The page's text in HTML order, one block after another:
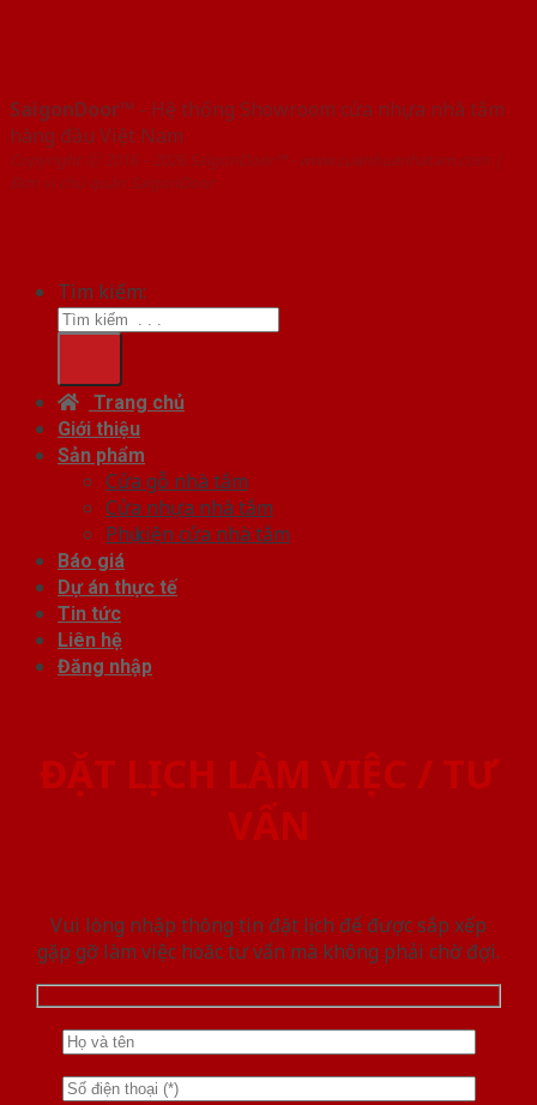
SaigonDoor™ - Hệ thống Showroom cửa nhựa nhà tắm
hàng đầu Việt Nam
Copyright ⓒ 2016 – 2026 SaigonDoor™ - www.cuanhuanhatam.com |
Đơn vị chủ quản SaigonDoor
Tìm kiếm:
Trang chủ
Giới thiệu
Sản phẩm
Cửa gỗ nhà tắm
Cửa nhựa nhà tắm
Phụ kiện cửa nhà tắm
Báo giá
Dự án thực tế
Tin tức
Liên hệ
Đăng nhập
ĐẶT LỊCH LÀM VIỆC / TƯ
VẤN
Vui lòng nhập thông tin đặt lịch để được sắp xếp
gặp gỡ làm việc hoăc tư vấn mà không phải chờ đợi.